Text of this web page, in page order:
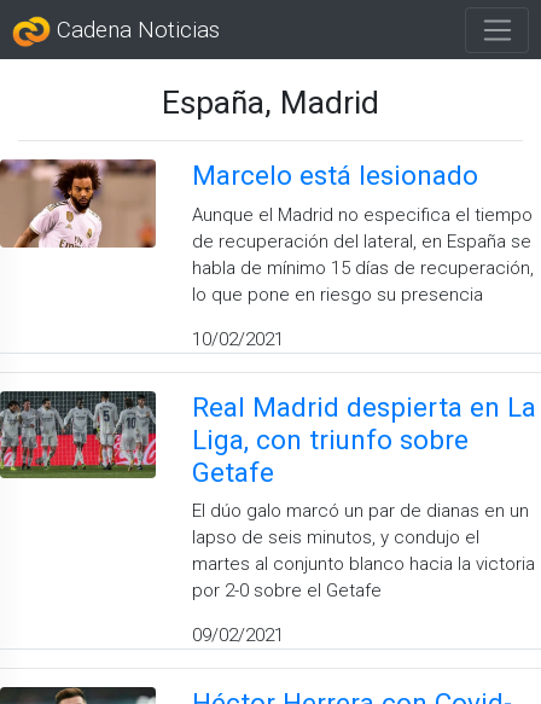
Cadena Noticias
España, Madrid
Marcelo está lesionado
Aunque el Madrid no especifica el tiempo
de recuperación del lateral, en España se
habla de mínimo 15 días de recuperación,
lo que pone en riesgo su presencia
10/02/2021
Real Madrid despierta en La
Liga, con triunfo sobre
Getafe
El dúo galo marcó un par de dianas en un
lapso de seis minutos, y condujo el
martes al conjunto blanco hacia la victoria
por 2-0 sobre el Getafe
09/02/2021